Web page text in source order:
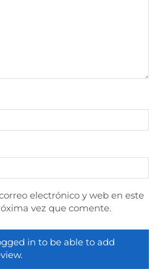
electrónico y web en este
vez que comente.
in to be able to add